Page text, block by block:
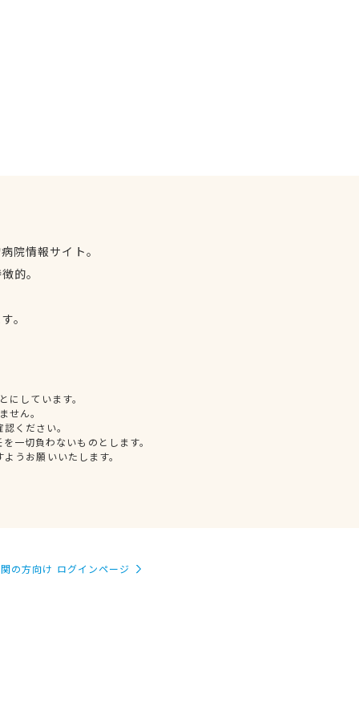
院情報サイト。
的。
。
しています。
せん。
ください。
一切負わないものとします。
うお願いいたします。
の方向け ログインページ